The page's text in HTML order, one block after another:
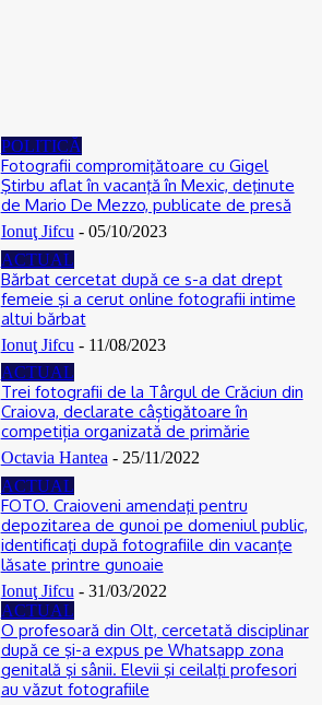
POLITICĂ
Fotografii compromiţătoare cu Gigel
Ştirbu aflat în vacanţă în Mexic, deţinute
de Mario De Mezzo, publicate de presă
Ionuţ Jifcu - 05/10/2023
ACTUAL
Bărbat cercetat după ce s-a dat drept
femeie şi a cerut online fotografii intime
altui bărbat
Ionuţ Jifcu - 11/08/2023
ACTUAL
Trei fotografii de la Târgul de Crăciun din
Craiova, declarate câștigătoare în
competiția organizată de primărie
Octavia Hantea - 25/11/2022
ACTUAL
FOTO. Craioveni amendaţi pentru
depozitarea de gunoi pe domeniul public,
identificaţi după fotografiile din vacanţe
lăsate printre gunoaie
Ionuţ Jifcu - 31/03/2022
ACTUAL
O profesoară din Olt, cercetată disciplinar
după ce şi-a expus pe Whatsapp zona
genitală şi sânii. Elevii şi ceilalţi profesori
au văzut fotografiile